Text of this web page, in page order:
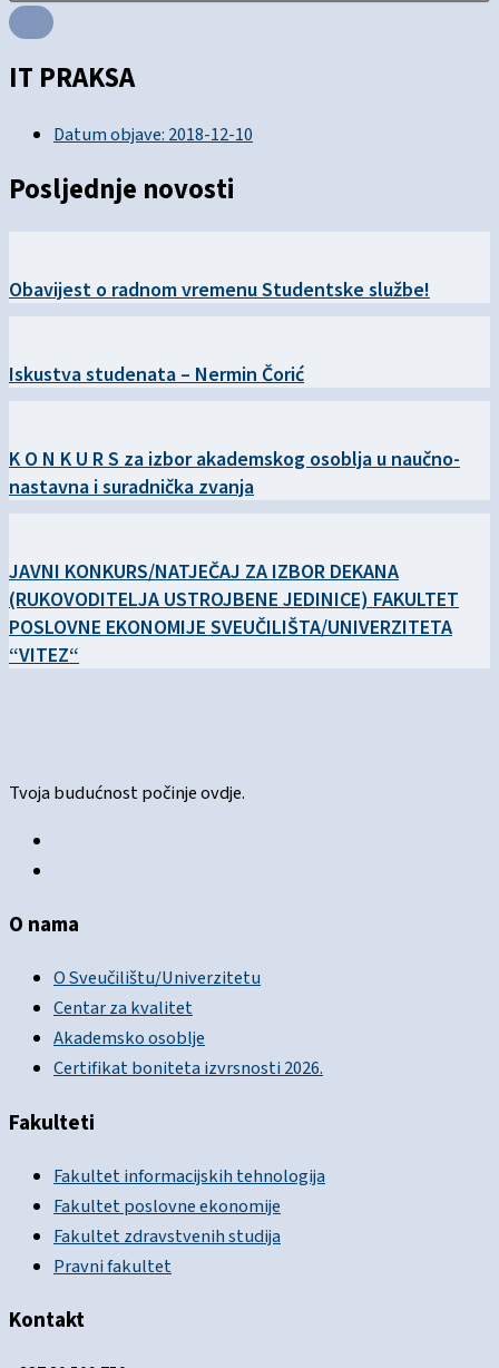
IT PRAKSA
Datum objave:2018-12-10
Posljednje novosti
Obavijest o radnom vremenu Studentske službe!
Iskustva studenata – Nermin Čorić
K O N K U R S za izbor akademskog osoblja u naučno-
nastavna i suradnička zvanja
JAVNI KONKURS/NATJEČAJ ZA IZBOR DEKANA
(RUKOVODITELJA USTROJBENE JEDINICE) FAKULTET
POSLOVNE EKONOMIJE SVEUČILIŠTA/UNIVERZITETA
“VITEZ“
Tvoja budućnost počinje ovdje.
O nama
O Sveučilištu/Univerzitetu
Centar za kvalitet
Akademsko osoblje
Certifikat boniteta izvrsnosti 2026.
Fakulteti
Fakultet informacijskih tehnologija
Fakultet poslovne ekonomije
Fakultet zdravstvenih studija
Pravni fakultet
Kontakt